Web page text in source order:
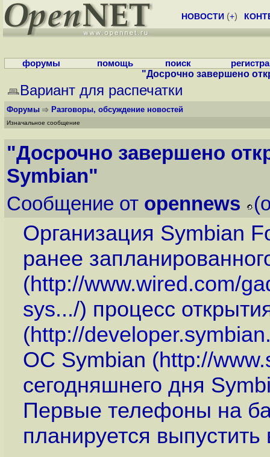
НОВОСТИ (+)
форумы помощь поиск
"Досрочно завершено
Вариант для распечатки
Форумы Разговоры, обсуждение новостей
Изначальное сообщение
"Досрочно завершено
Symbian"
Сообщение от opennews
Организация Symbian
ранее
(http://www.wired.com/
sys.../) процесс
(http://
ОС Symbian (http://
сегодняшнего дня
Первые телефоны на
планируется